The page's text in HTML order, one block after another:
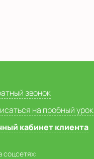
звонок
на пробный урок
кабинет клиента
соцсетях: